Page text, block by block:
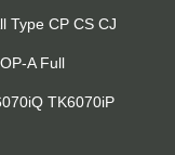
Type CP CS CJ
A Full
TK6070iP